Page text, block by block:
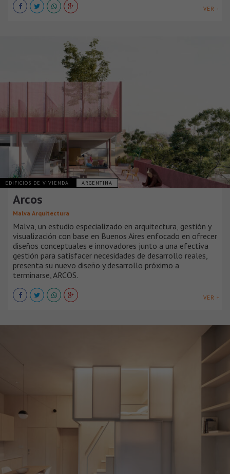
VER +
EDIFICIOS DE VIVIENDA ARGENTINA
Arcos
Malva Arquitectura
Malva, un estudio especializado en arquitectura, gestión y
visualización con base en Buenos Aires enfocado en ofrecer
diseños conceptuales e innovadores junto a una efectiva
gestión para satisfacer necesidades de desarrollo reales,
presenta su nuevo diseño y desarrollo próximo a
terminarse, ARCOS.
VER +